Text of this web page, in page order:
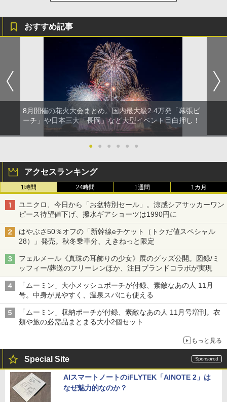
おすすめ記事
8月開催の花火大会まとめ。国内最大級2.4万発「幕張ビ
ーチ」や日本三大「長岡」など大型イベント目白押し！
● ● ● ● ● ●
アクセスランキング
1時間 24時間 1週間 1カ月
ユニクロ、今日から「お盆特別セール」。涼感シアサッカーワン
ピース待望値下げ、撥水ギアショーツは1990円に
はやぶさ50％オフの「新幹線eチケット（トクだ値スペシャル
28）」発売。秋冬乗車分、えきねっと限定
フェルメール《真珠の耳飾りの少女》展のグッズ公開。図録/ミ
ッフィー/葬送のフリーレンほか、注目ブランドコラボが実現
「ムーミン」大小メッシュポーチが付録、素敵なあの人 11月
号。中身が見やすく、温泉スパにも使える
「ムーミン」収納ポーチが付録、素敵なあの人 11月号増刊。衣
類や旅の必需品まとまる大小2個セット
もっと見る
Special Site
AIスマートノートのiFLYTEK「AINOTE 2」は
なぜ魅力的なのか？